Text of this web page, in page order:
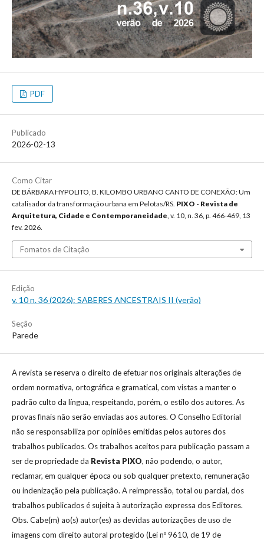
PDF
Publicado
2026-02-13
Como Citar
DE BÁRBARA HYPOLITO, B. KILOMBO URBANO CANTO DE CONEXÃO: Um
catalisador da transformação urbana em Pelotas/RS. PIXO - Revista de
Arquitetura, Cidade e Contemporaneidade , v. 10, n. 36, p. 466-469, 13
fev. 2026.
Fomatos de Citação
Edição
v. 10 n. 36 (2026): SABERES ANCESTRAIS II (verão)
Seção
Parede
A revista se reserva o direito de efetuar nos originais alterações de
ordem normativa, ortográfica e gramatical, com vistas a manter o
padrão culto da língua, respeitando, porém, o estilo dos autores. As
provas finais não serão enviadas aos autores. O Conselho Editorial
não se responsabiliza por opiniões emitidas pelos autores dos
trabalhos publicados. Os trabalhos aceitos para publicação passam a
ser de propriedade da Revista PIXO, não podendo, o autor,
reclamar, em qualquer época ou sob qualquer pretexto, remuneração
ou indenização pela publicação. A reimpressão, total ou parcial, dos
trabalhos publicados é sujeita à autorização expressa dos Editores.
Obs. Cabe(m) ao(s) autor(es) as devidas autorizações de uso de
imagens com direito autoral protegido (Lei nº 9610, de 19 de